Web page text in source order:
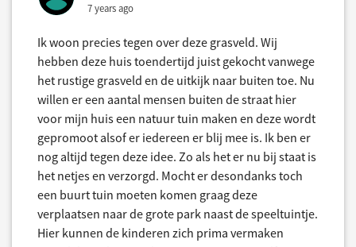
7 years ago
Ik woon precies tegen over deze grasveld. Wij
hebben deze huis toendertijd juist gekocht vanwege
het rustige grasveld en de uitkijk naar buiten toe. Nu
willen er een aantal mensen buiten de straat hier
voor mijn huis een natuur tuin maken en deze wordt
gepromoot alsof er iedereen er blij mee is. Ik ben er
nog altijd tegen deze idee. Zo als het er nu bij staat is
het netjes en verzorgd. Mocht er desondanks toch
een buurt tuin moeten komen graag deze
verplaatsen naar de grote park naast de speeltuintje.
Hier kunnen de kinderen zich prima vermaken